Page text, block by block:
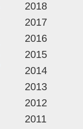
2018
2017
2016
2015
2014
2013
2012
2011